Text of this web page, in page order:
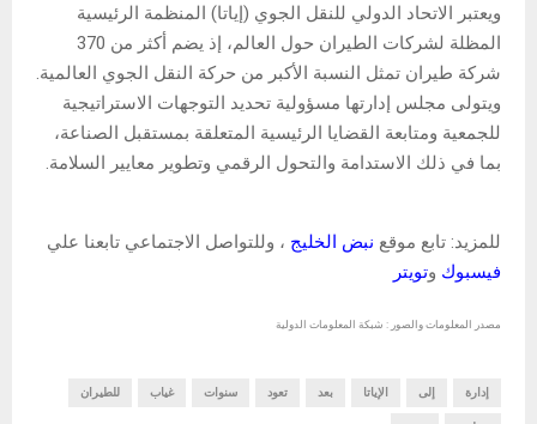
ويعتبر الاتحاد الدولي للنقل الجوي (إياتا) المنظمة الرئيسية
المظلة لشركات الطيران حول العالم، إذ يضم أكثر من 370
شركة طيران تمثل النسبة الأكبر من حركة النقل الجوي العالمية.
ويتولى مجلس إدارتها مسؤولية تحديد التوجهات الاستراتيجية
للجمعية ومتابعة القضايا الرئيسية المتعلقة بمستقبل الصناعة،
بما في ذلك الاستدامة والتحول الرقمي وتطوير معايير السلامة.
للمزيد: تابع موقع نبض الخليج ، وللتواصل الاجتماعي تابعنا علي
فيسبوك وتويتر
مصدر المعلومات والصور : شبكة المعلومات الدولية
إدارة إلى الإياتا بعد تعود سنوات غياب للطيران